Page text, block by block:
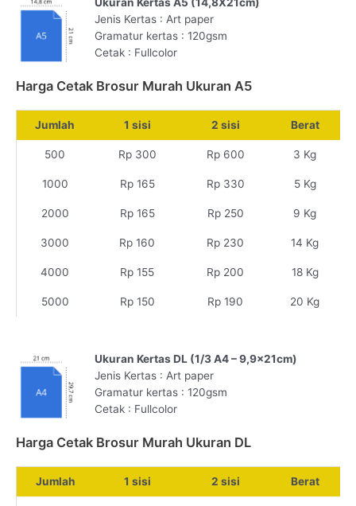
Ukuran Kertas A5 (14,8X21cm)
Jenis Kertas : Art paper
Gramatur kertas : 120gsm
Cetak : Fullcolor
Harga Cetak Brosur Murah Ukuran A5
Jumlah 1 sisi 2 sisi Berat
500 Rp 300 Rp 600 3 Kg
1000 Rp 165 Rp 330 5 Kg
2000 Rp 165 Rp 250 9 Kg
3000 Rp 160 Rp 230 14 Kg
4000 Rp 155 Rp 200 18 Kg
5000 Rp 150 Rp 190 20 Kg
Ukuran Kertas DL (1/3 A4 – 9,9x21cm)
Jenis Kertas : Art paper
Gramatur kertas : 120gsm
Cetak : Fullcolor
Harga Cetak Brosur Murah Ukuran DL
Jumlah 1 sisi 2 sisi Berat